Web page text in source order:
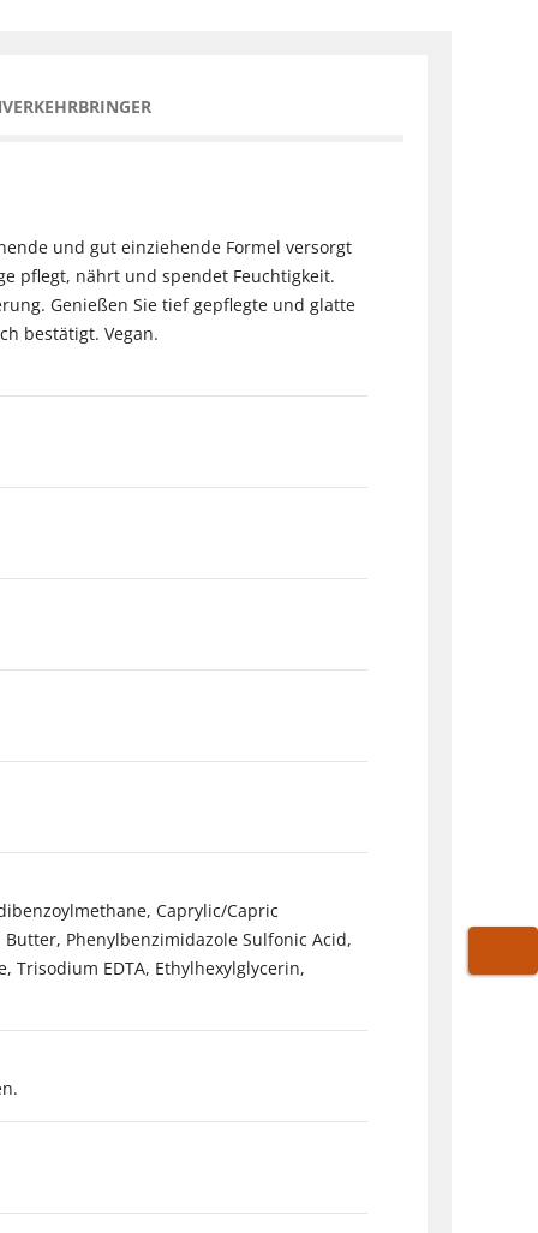
und gut einziehende Formel versorgt
pflegt, nährt und spendet Feuchtigkeit.
Genießen Sie tief gepflegte und glatte
bestätigt. Vegan.
Caprylic/Capric
Phenylbenzimidazole Sulfonic Acid,
Trisodium EDTA, Ethylhexylglycerin,